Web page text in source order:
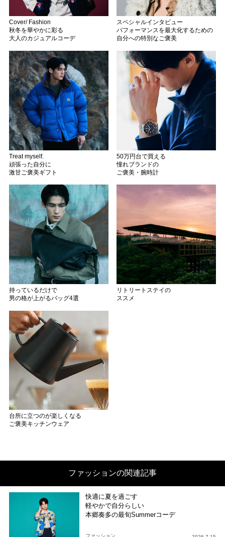
Cover/ Fashion
秋冬を華やかに彩る
大人のカジュアルコーデ
スペシャルインタビュー
パフォーマンスを最大化するための
自分への特別なご褒美
Treat myself.
頑張った自分に
激甘ご褒美ギフト
50万円台で買える
憧れブランドの
ご褒美・腕時計
持っているだけで
男の格が上がるバッグ4選
リトリートステイの
ススメ
台所に立つのが楽しくなる
ご褒美キッチンウェア
ファッションの関連記事
快適に夏を過ごす
軽やかで自分らしい
本郷奏多の最旬Summerコーデ
ファッション